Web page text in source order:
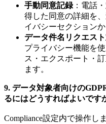
手動同意記録：電話
得した同意の詳細を
イバシーセクション
データ件名リクエス
プライバシー機能を
ス・エクスポート・
ます。
9. データ対象者向けの
るにはどうすればよいです
Compliance設定内で操作しま